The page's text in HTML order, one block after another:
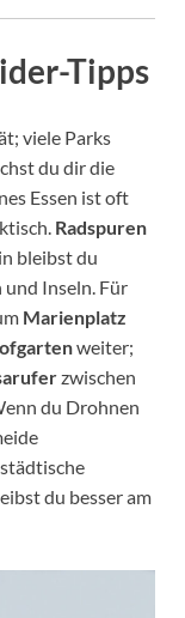
Tipps
viele Parks
du dir die
Essen ist oft
Radspuren
bleibst du
und Inseln. Für
Marienplatz
weiter;
zwischen
du Drohnen
du besser am